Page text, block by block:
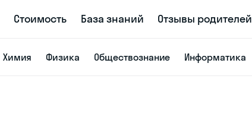
Стоимость База знаний Отзывы родителей
Химия Физика Обществознание Информатика